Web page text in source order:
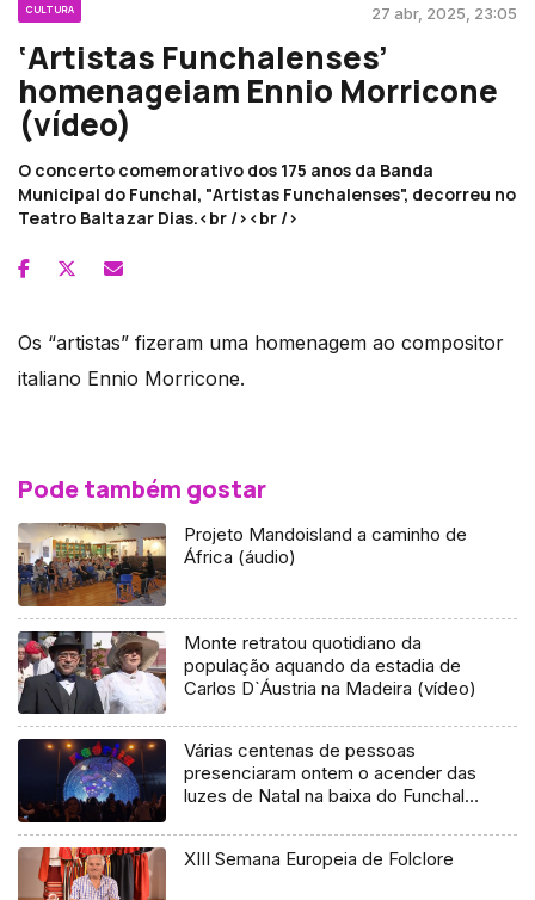
CULTURA 27 abr, 2025, 23:05
‘Artistas Funchalenses’
homenageiam Ennio Morricone
(vídeo)
O concerto comemorativo dos 175 anos da Banda
Municipal do Funchal, "Artistas Funchalenses", decorreu no
Teatro Baltazar Dias.<br /><br />
Os “artistas” fizeram uma homenagem ao compositor
italiano Ennio Morricone.
Pode também gostar
Projeto Mandoisland a caminho de
África (áudio)
Monte retratou quotidiano da
população aquando da estadia de
Carlos D`Áustria na Madeira (vídeo)
Várias centenas de pessoas
presenciaram ontem o acender das
luzes de Natal na baixa do Funchal
XIII Semana Europeia de Folclore